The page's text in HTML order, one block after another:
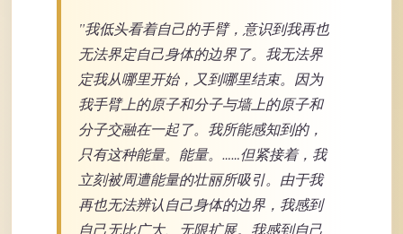
"我低头看着自己的手臂，意识到我再也
无法界定自己身体的边界了。我无法界
定我从哪里开始，又到哪里结束。因为
我手臂上的原子和分子与墙上的原子和
分子交融在一起了。我所能感知到的，
只有这种能量。能量。……但紧接着，我
立刻被周遭能量的壮丽所吸引。由于我
再也无法辨认自己身体的边界，我感到